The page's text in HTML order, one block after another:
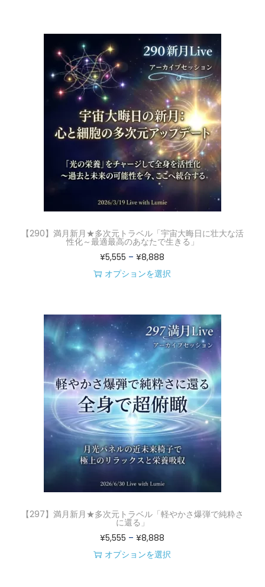
ま
す
プ
シ
ョ
ン
は
品
ー
ジ
か
で
き
ま
す
¥
5
,
5
5
5
–
¥
8
8
8
商
品
は
複
数
の
バ
リ
ー
ョ
ン
が
す
。
オ
プ
シ
ョ
ン
は
商
品
ー
ジ
か
【290】満月新月★多次元トラベル「宇宙大晦日に壮大な活
性化～最適最高のあなたで生きる」
¥5,555 –¥8,888
格
¥
5
,
5
5
–
¥
8
8
8
オプションを選択
品
に
は
複
数
の
バ
リ
エ
ー
ョ
ン
が
【297】満月新月★多次元トラベル「軽やかさ爆弾で純粋さ
に還る」
¥5,555 –¥8,888
格
オプションを選択